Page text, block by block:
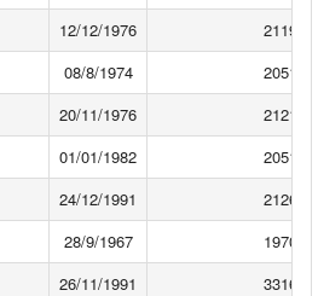
12/12/1976
08/8/1974
20/11/1976
01/01/1982
24/12/1991
28/9/1967
26/11/1991